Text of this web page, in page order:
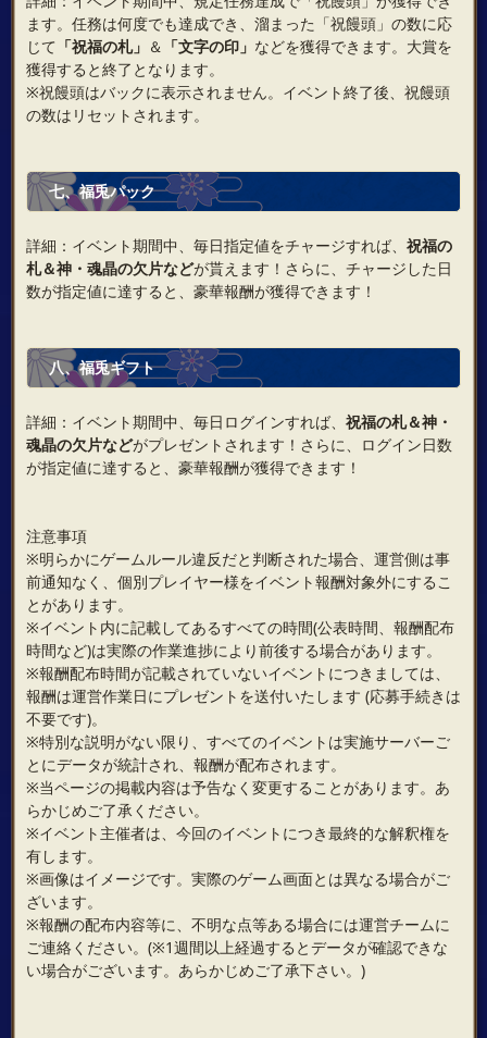
ます。任務は何度でも達成でき、溜まった「祝饅頭」の数に応
じて 「祝福の札」 ＆ 「文字の印」 などを獲得できます。大賞を
獲得すると終了となります。
※祝饅頭はバックに表示されません。イベント終了後、祝饅頭
の数はリセットされます。
七、福兎パック
詳細：イベント期間中、毎日指定値をチャージすれば、 祝福の
札＆神・魂晶の欠片などが貰えます！さらに、チャージした日
数が指定値に達すると、豪華報酬が獲得できます！
八、福兎ギフト
詳細：イベント期間中、毎日ログインすれば、 祝福の札＆神・
魂晶の欠片などがプレゼントされます！さらに、ログイン日数
が指定値に達すると、豪華報酬が獲得できます！
注意事項
※明らかにゲームルール違反だと判断された場合、運営側は事
前通知なく、個別プレイヤー様をイベント報酬対象外にするこ
とがあります。
※イベント内に記載してあるすべての時間(公表時間、報酬配布
時間など)は実際の作業進捗により前後する場合があります。
※報酬配布時間が記載されていないイベントにつきましては、
報酬は運営作業日にプレゼントを送付いたします (応募手続きは
不要です)。
※特別な説明がない限り、すべてのイベントは実施サーバーご
とにデータが統計され、報酬が配布されます。
※当ページの掲載内容は予告なく変更することがあります。あ
らかじめご了承ください。
※イベント主催者は、今回のイベントにつき最終的な解釈権を
有します。
※画像はイメージです。実際のゲーム画面とは異なる場合がご
ざいます。
※報酬の配布内容等に、不明な点等ある場合には運営チームに
ご連絡ください。(※1週間以上経過するとデータが確認できな
い場合がございます。あらかじめご了承下さい。)